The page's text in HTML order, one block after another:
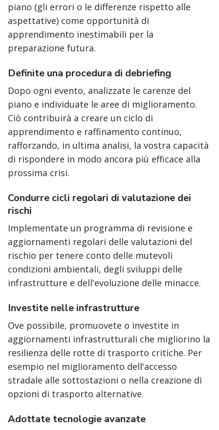
piano (gli errori o le differenze rispetto alle
aspettative) come opportunità di
apprendimento inestimabili per la
preparazione futura.
Definite una procedura di debriefing
Dopo ogni evento, analizzate le carenze del
piano e individuate le aree di miglioramento.
Ciò contribuirà a creare un ciclo di
apprendimento e raffinamento continuo,
rafforzando, in ultima analisi, la vostra capacità
di rispondere in modo ancora più efficace alla
prossima crisi.
Condurre cicli regolari di valutazione dei
rischi
Implementate un programma di revisione e
aggiornamenti regolari delle valutazioni del
rischio per tenere conto delle mutevoli
condizioni ambientali, degli sviluppi delle
infrastrutture e dell'evoluzione delle minacce.
Investite nelle infrastrutture
Ove possibile, promuovete o investite in
aggiornamenti infrastrutturali che migliorino la
resilienza delle rotte di trasporto critiche. Per
esempio nel miglioramento dell'accesso
stradale alle sottostazioni o nella creazione di
opzioni di trasporto alternative.
Adottate tecnologie avanzate